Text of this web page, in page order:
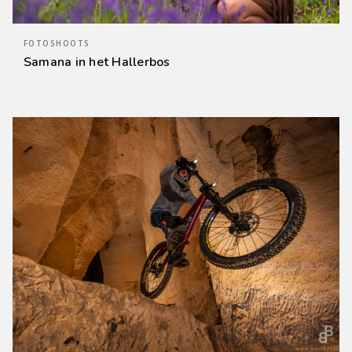
FOTOSHOOTS
Samana in het Hallerbos